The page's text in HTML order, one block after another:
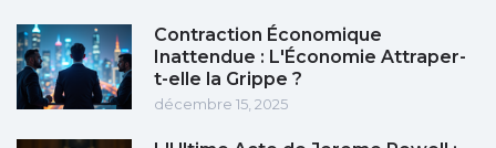
Contraction Économique
Inattendue : L'Économie Attraper-
t-elle la Grippe ?
décembre 15, 2025